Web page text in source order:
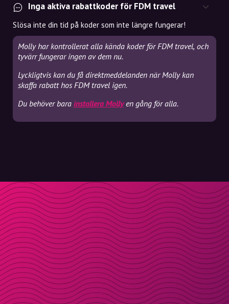
Inga aktiva rabattkoder för FDM travel
Slösa inte din tid på koder som inte längre fungerar!
Molly har kontrollerat alla kända koder för FDM travel, och
tyvärr fungerar ingen av dem nu.
Lyckligtvis kan du få direktmeddelanden när Molly kan
skaffa rabatt hos FDM travel igen.
Du behöver bara installera Mollyen gång för alla.